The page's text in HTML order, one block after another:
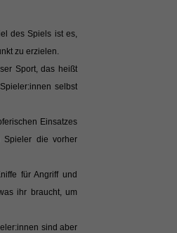
des Spiels ist es,
zu erzielen.
Sport, das heißt
selbst
Einsatzes
Spieler die vorher
für Angriff und
ihr braucht, um
sind aber